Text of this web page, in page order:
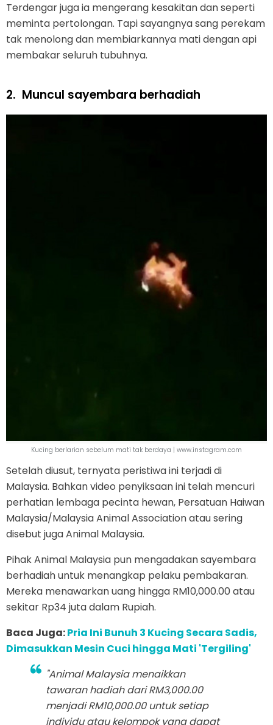
Terdengar juga ia mengerang kesakitan dan seperti
meminta pertolongan. Tapi sayangnya sang perekam
tak menolong dan membiarkannya mati dengan api
membakar seluruh tubuhnya.
2. Muncul sayembara berhadiah
Kucing berlarian sebelum mati tak berdaya | www.instagram.com
Setelah diusut, ternyata peristiwa ini terjadi di
Malaysia. Bahkan video penyiksaan ini telah mencuri
perhatian lembaga pecinta hewan, Persatuan Haiwan
Malaysia/Malaysia Animal Association atau sering
disebut juga Animal Malaysia.
Pihak Animal Malaysia pun mengadakan sayembara
berhadiah untuk menangkap pelaku pembakaran.
Mereka menawarkan uang hingga RM10,000.00 atau
sekitar Rp34 juta dalam Rupiah.
Baca Juga:Pria Ini Bunuh 3 Kucing Secara Sadis,
Dimasukkan Mesin Cuci hingga Mati 'Tergiling'
"Animal Malaysia menaikkan
tawaran hadiah dari RM3,000.00
menjadi RM10,000.00 untuk setiap
individu atau kelompok yang dapat